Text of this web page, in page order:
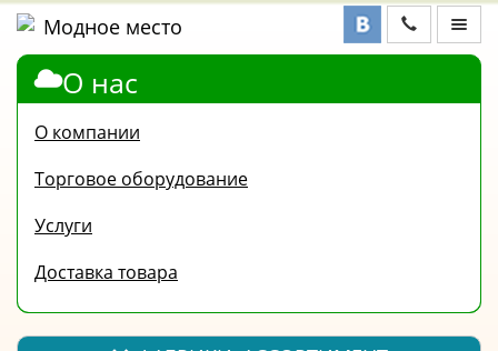
ФАБРИКИ,
ОТВЕТ
ПОЛЕЗНАЯ
ИНФОРМАЦИЯ
О нас
О компании
Торговое оборудование
Услуги
Доставка товара